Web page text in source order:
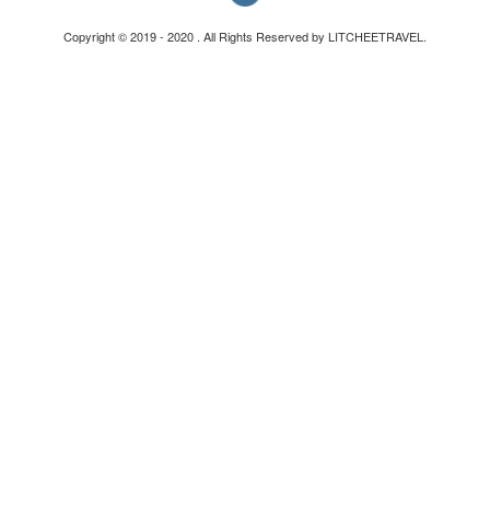
Copyright © 2019 - 2020 . All Rights Reserved by LITCHEETRAVEL.